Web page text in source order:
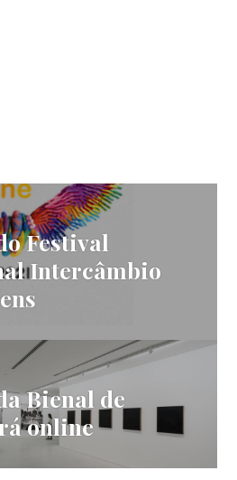
Festival
Intercâmbio
Bienal de
online